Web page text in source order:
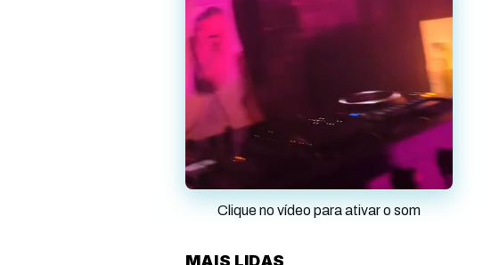
Clique no vídeo para ativar o som
MAIS LIDAS